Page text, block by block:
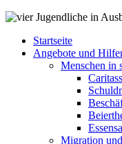
Startseite
Angebote und
Menschen in
Migration